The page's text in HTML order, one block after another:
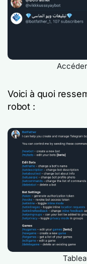
Voici à quoi
robot :